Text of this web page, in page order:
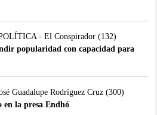
- El Conspirador(132)
popularidad con capacidad para
Guadalupe Rodríguez Cruz(300)
en la presa Endhó